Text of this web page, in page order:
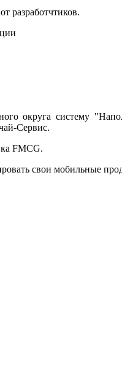
разработчтиков.
округа систему
Сервис.
FMCG.
свои мобильные